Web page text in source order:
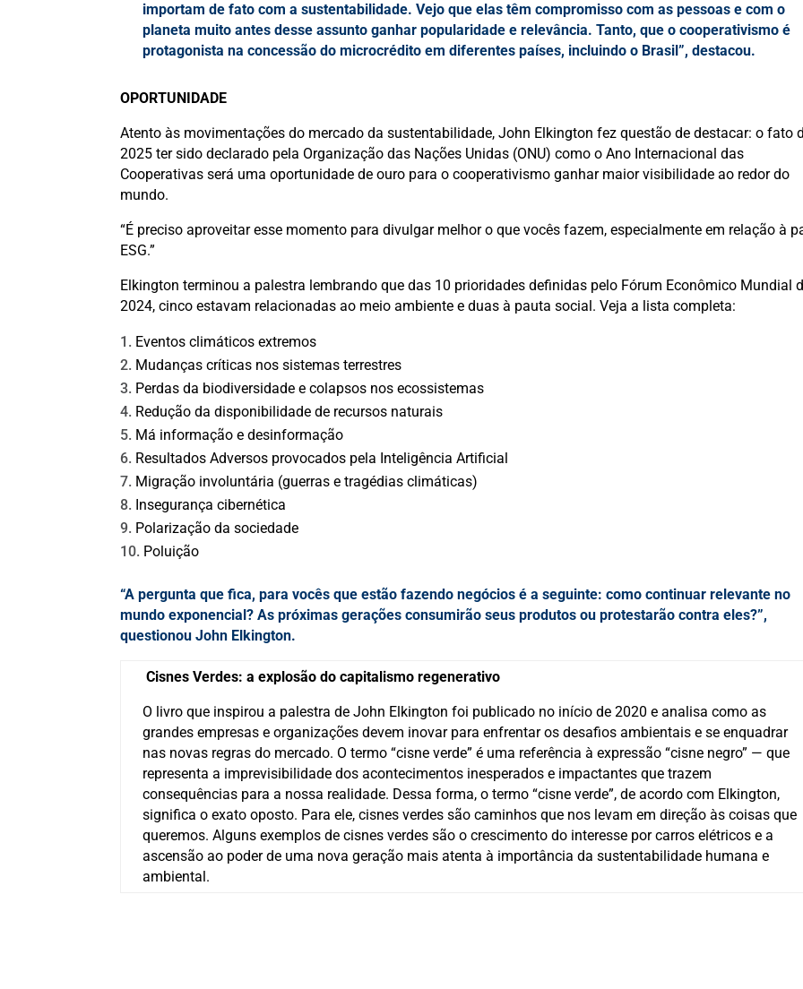
importam de fato com a sustentabilidade. Vejo que elas têm compromisso com as pessoas e com o
planeta muito antes desse assunto ganhar popularidade e relevância. Tanto, que o cooperativismo é
protagonista na concessão do microcrédito em diferentes países, incluindo o Brasil”, destacou.
OPORTUNIDADE
Atento às movimentações do mercado da sustentabilidade, John Elkington fez questão de destacar: o fato
2025 ter sido declarado pela Organização das Nações Unidas (ONU) como o Ano Internacional das
Cooperativas será uma oportunidade de ouro para o cooperativismo ganhar maior visibilidade ao redor do
mundo.
“É preciso aproveitar esse momento para divulgar melhor o que vocês fazem, especialmente em relação à
ESG.”
Elkington terminou a palestra lembrando que das 10 prioridades definidas pelo Fórum Econômico Mundial
2024, cinco estavam relacionadas ao meio ambiente e duas à pauta social. Veja a lista completa:
Eventos climáticos extremos
Mudanças críticas nos sistemas terrestres
Perdas da biodiversidade e colapsos nos ecossistemas
Redução da disponibilidade de recursos naturais
Má informação e desinformação
Resultados Adversos provocados pela Inteligência Artificial
Migração involuntária (guerras e tragédias climáticas)
Insegurança cibernética
Polarização da sociedade
Poluição
“A pergunta que fica, para vocês que estão fazendo negócios é a seguinte: como continuar relevante no
mundo exponencial? As próximas gerações consumirão seus produtos ou protestarão contra eles?”,
questionou John Elkington.
Cisnes Verdes: a explosão do capitalismo regenerativo
O livro que inspirou a palestra de John Elkington foi publicado no início de 2020 e analisa como as
grandes empresas e organizações devem inovar para enfrentar os desafios ambientais e se enquadrar
nas novas regras do mercado. O termo “cisne verde” é uma referência à expressão “cisne negro” — que
representa a imprevisibilidade dos acontecimentos inesperados e impactantes que trazem
consequências para a nossa realidade. Dessa forma, o termo “cisne verde”, de acordo com Elkington,
significa o exato oposto. Para ele, cisnes verdes são caminhos que nos levam em direção às coisas que
queremos. Alguns exemplos de cisnes verdes são o crescimento do interesse por carros elétricos e a
ascensão ao poder de uma nova geração mais atenta à importância da sustentabilidade humana e
ambiental.